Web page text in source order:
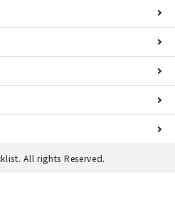
All rights Reserved.